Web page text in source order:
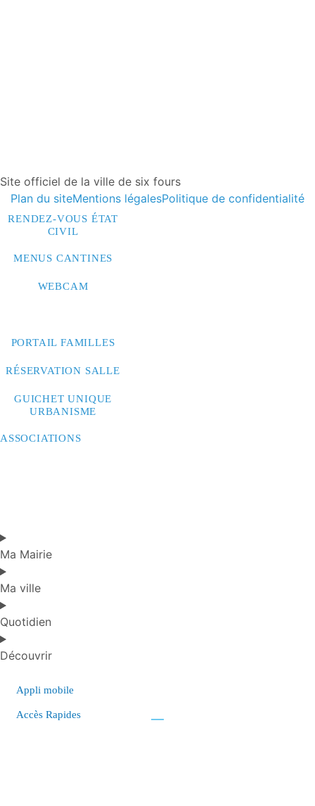
Site officiel de la ville de six fours
Plan du siteMentions légalesPolitique de confidentialité
RENDEZ-VOUS ÉTAT
CIVIL
MENUS CANTINES
WEBCAM
PORTAIL FAMILLES
RÉSERVATION SALLE
GUICHET UNIQUE
URBANISME
ASSOCIATIONS
Ma Mairie
Ma ville
Quotidien
Découvrir
Appli mobile
Accès Rapides